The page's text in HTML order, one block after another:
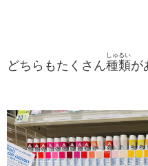
どちらもたくさん種類
しゅるい
が